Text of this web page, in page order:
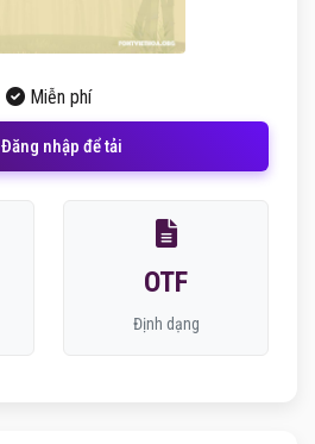
Miễn phí
Đăng nhập để tải
OTF
Định dạng